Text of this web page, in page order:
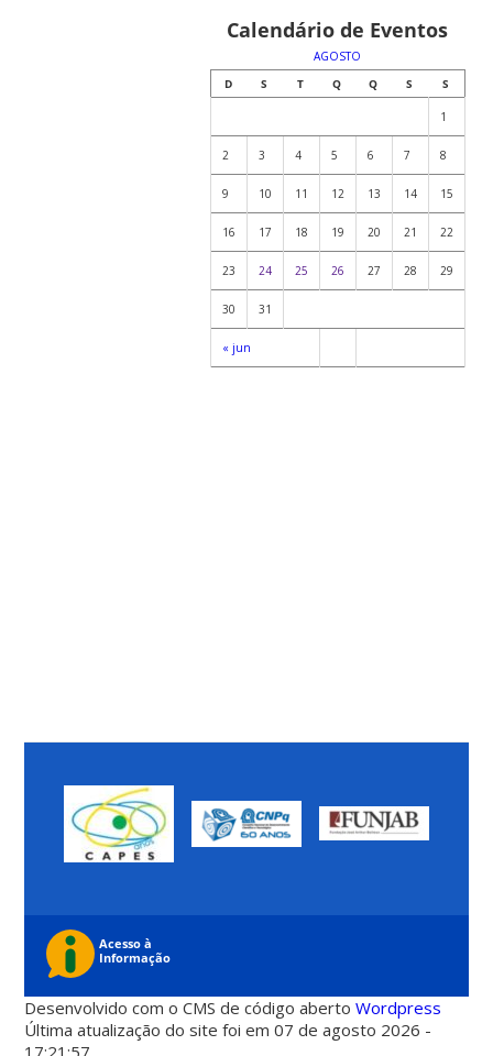
Calendário de Eventos
AGOSTO
D
S T Q Q S S
« jun
1
2 3 4 5 6 7 8
9 10 11 12 13 14 15
16 17 18 19 20 21 22
23 24 25 26 27 28 29
30 31
Desenvolvido com o CMS de código abertoWordpress
Última atualização do site foi em 07 de agosto 2026 -